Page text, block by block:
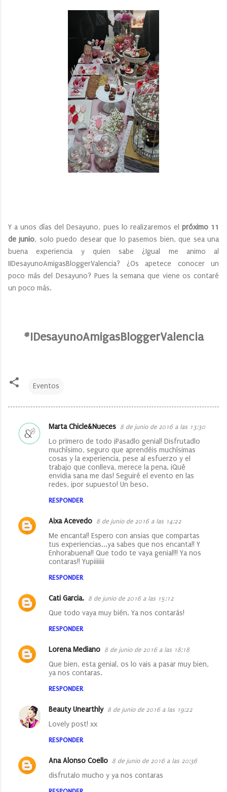
Y a unos días del Desayuno, pues lo realizaremos el próximo 11
de junio, solo puedo desear que lo pasemos bien, que sea una
buena experiencia y quien sabe ¿Igual me animo al
IIDesayunoAmigasBloggerValencia? ¿Os apetece conocer un
poco más del Desayuno? Pues la semana que viene os contaré
un poco más.
#IDesayunoAmigasBloggerValencia
Eventos
C
a
r
Marta Chicle&Nueces 8 de junio de 2016 a las 13:30
Lo primero de todo ¡Pasadlo genial! Disfrutadlo
muchísimo, seguro que aprendéis muchísimas
cosas y la experiencia, pese al esfuerzo y el
trabajo que conlleva, merece la pena. ¡Qué
envidia sana me das! Seguiré el evento en las
redes, ¡por supuesto! Un beso.
RESPONDER
Aixa Acevedo 8 de junio de 2016 a las 14:22
Me encanta!! Espero con ansias que compartas
tus experiencias...ya sabes que nos encanta!! Y
Enhorabuena!! Que todo te vaya genial!!! Ya nos
contaras!! Yupiiiiiii
RESPONDER
Cati Garcia. 8 de junio de 2016 a las 15:12
Que todo vaya muy bién. Ya nos contarás!
RESPONDER
Lorena Mediano 8 de junio de 2016 a las 18:18
Que bien, esta genial, os lo vais a pasar muy bien,
ya nos contaras.
RESPONDER
Beauty Unearthly 8 de junio de 2016 a las 19:22
Lovely post! xx
RESPONDER
Ana Alonso Coello 8 de junio de 2016 a las 20:36
disfrutalo mucho y ya nos contaras